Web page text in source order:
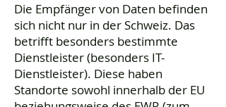
Die Empfänger von Daten befinden
sich nicht nur in der Schweiz. Das
betrifft besonders bestimmte
Dienstleister (besonders IT-
Dienstleister). Diese haben
Standorte sowohl innerhalb der EU